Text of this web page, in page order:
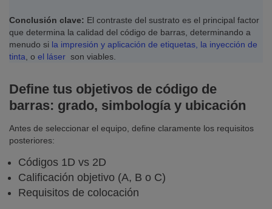
Conclusión clave: El contraste del sustrato es el principal factor
que determina la calidad del código de barras, determinando a
menudo si la impresión y aplicación de etiquetas, la inyección de
tinta , o el láser son viables.
Define tus objetivos de código de
barras: grado, simbología y ubicación
Antes de seleccionar el equipo, define claramente los requisitos
posteriores:
Códigos 1D vs 2D
Calificación objetivo (A, B o C)
Requisitos de colocación